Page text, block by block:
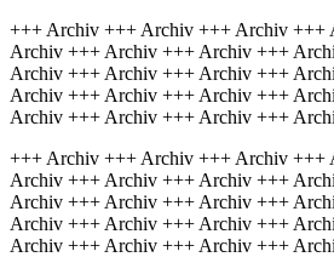
+++ Archiv +++ Archiv +++ Archiv +++
Archiv +++ Archiv +++ Archiv +++
Archiv +++ Archiv +++ Archiv +++
Archiv +++ Archiv +++ Archiv +++
Archiv +++ Archiv +++ Archiv +++
+++ Archiv +++ Archiv +++ Archiv +++
Archiv +++ Archiv +++ Archiv +++
Archiv +++ Archiv +++ Archiv +++
Archiv +++ Archiv +++ Archiv +++
Archiv +++ Archiv +++ Archiv +++